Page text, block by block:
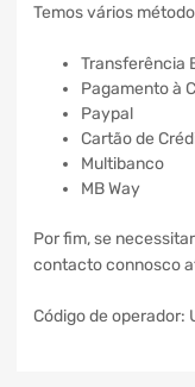
Temos vários
Transferência
Pagamento à
Paypal
Cartão de
Multibanco
MB Way
Por fim, se
contacto connosco
Código de operador: